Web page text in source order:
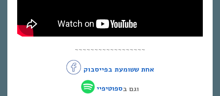
~~~~~~~~~~~~~~~~~~
אחת ששומעת בפייסבוק
וגם בספוטיפיי